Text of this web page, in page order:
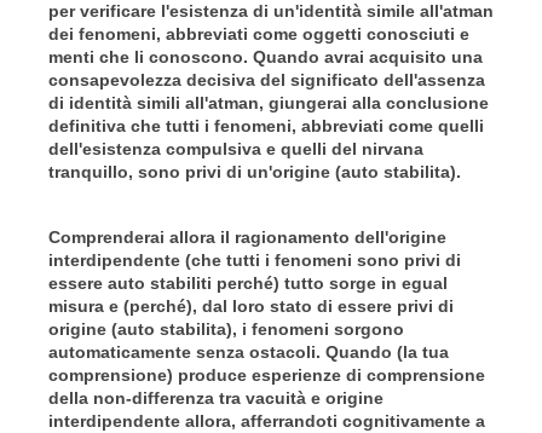
per verificare l'esistenza di un'identità simile all'atman
dei fenomeni, abbreviati come oggetti conosciuti e
menti che li conoscono. Quando avrai acquisito una
consapevolezza decisiva del significato dell'assenza
di identità simili all'atman, giungerai alla conclusione
definitiva che tutti i fenomeni, abbreviati come quelli
dell'esistenza compulsiva e quelli del nirvana
tranquillo, sono privi di un'origine (auto stabilita).
Comprenderai allora il ragionamento dell'origine
interdipendente (che tutti i fenomeni sono privi di
essere auto stabiliti perché) tutto sorge in egual
misura e (perché), dal loro stato di essere privi di
origine (auto stabilita), i fenomeni sorgono
automaticamente senza ostacoli. Quando (la tua
comprensione) produce esperienze di comprensione
della non-differenza tra vacuità e origine
interdipendente allora, afferrandoti cognitivamente a